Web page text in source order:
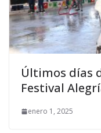
Últimos días
Festival
enero 1, 2025